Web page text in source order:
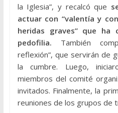
la Iglesia”, y recalcó que
actuar con “valentía y
heridas graves” que ha
pedofilia. También
reflexión”, que servirán de
la cumbre. Luego,
miembros del comité
invitados. Finalmente, la
reuniones de los grupos de